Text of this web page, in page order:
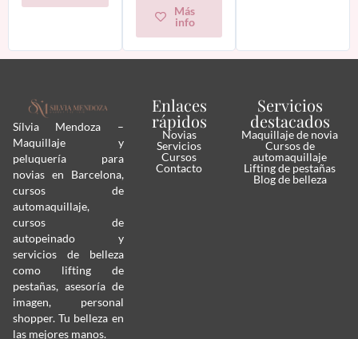
Más
info
Sílvia Mendoza –
Maquillaje y
peluquería para
novias en Barcelona,
cursos de
automaquillaje,
cursos de
autopeinado y
servicios de belleza
como lifting de
pestañas, asesoría de
imagen, personal
shopper. Tu belleza en
las mejores manos.
Enlaces
rápidos
Novias
Servicios
Cursos
Contacto
Servicios
destacados
Maquillaje de novia
Cursos de
automaquillaje
Lifting de pestañas
Blog de belleza